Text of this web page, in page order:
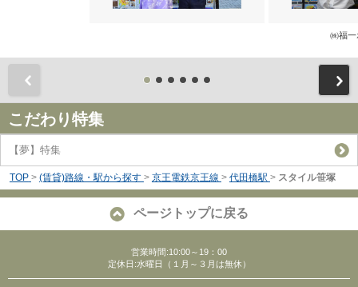
㈱福一
こだわり特集
【夢】特集
TOP > (賃貸)路線・駅から探す > 京王電鉄京王線 > 代田橋駅 > スタイル笹塚
ページトップに戻る
営業時間:10:00～19：00
定休日:水曜日（１月～３月は無休）